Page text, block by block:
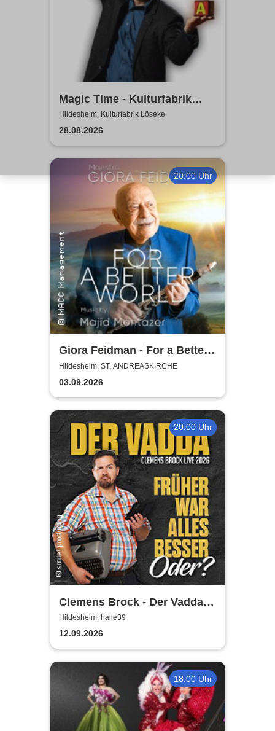
Magic Time - Kulturfabrik
Löseke
Hildesheim, Kulturfabrik Löseke
28.08.2026
20:00 Uhr
Giora Feidman - For a Better
World
Hildesheim, ST. ANDREASKIRCHE
03.09.2026
20:00 Uhr
Clemens Brock - Der Vadda -
Früher war alles besser,
oder?
Hildesheim, halle39
12.09.2026
18:00 Uhr